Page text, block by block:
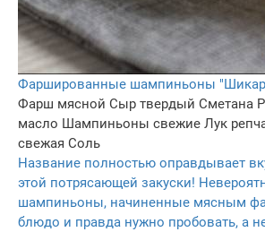
Фаршированные шампиньоны
Фарш мясной Сыр твердый Сметана
масло Шампиньоны свежие Лук
свежая Соль
Название полностью оправдывает
этой потрясающей закуски!
шампиньоны, начиненные мясным
блюдо и правда нужно пробовать, а